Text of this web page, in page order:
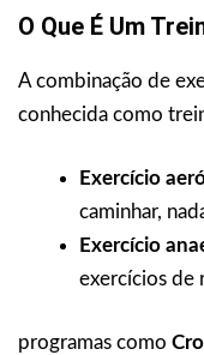
O Que É Um
A combinação de
conhecida como
Exercício
caminhar,
Exercício
exercícios de
programas como